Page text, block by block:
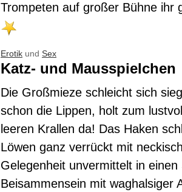
Trompeten auf großer Bühne ihr
Erotik und Sex
Katz- und Mausspielchen
Die Großmieze schleicht sich
schon die Lippen, holt zum
leeren Krallen da! Das Haken
Löwen ganz verrückt mit
Gelegenheit unvermittelt in
Beisammensein mit waghalsiger